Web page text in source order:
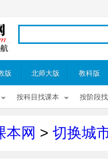
版 北师大版 教科版
按科目找课本 按阶段
本网 > 切换城